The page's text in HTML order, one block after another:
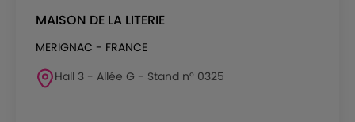
MAISON DE LA LITERIE
MERIGNAC - FRANCE
Hall 3 - Allée G - Stand n° 0325